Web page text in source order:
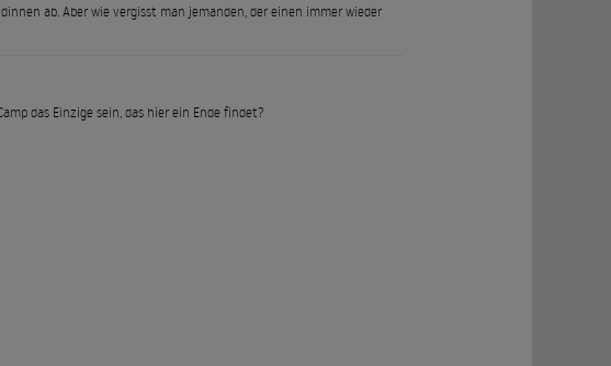
ab. Aber wie vergisst man jemanden, der einen immer wieder
das Einzige sein, das hier ein Ende findet?